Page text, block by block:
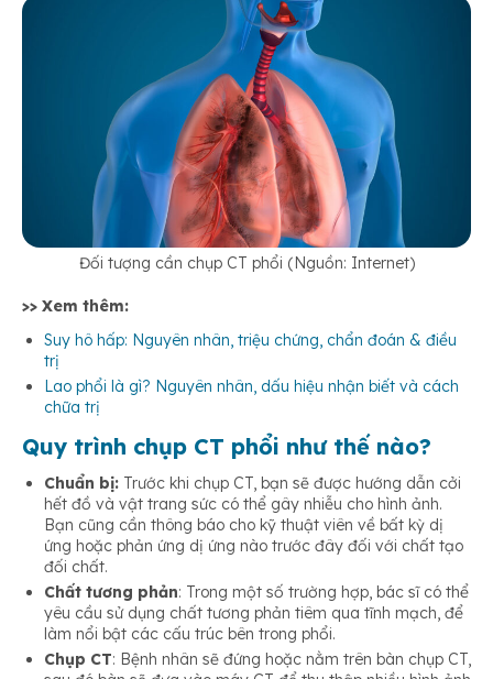
Đối tượng cần chụp CT phổi (Nguồn: Internet)
>> Xem thêm:
Suy hô hấp: Nguyên nhân, triệu chứng, chẩn đoán & điều
trị
Lao phổi là gì? Nguyên nhân, dấu hiệu nhận biết và cách
chữa trị
Quy trình chụp CT phổi như thế nào?
Chuẩn bị: Trước khi chụp CT, bạn sẽ được hướng dẫn cởi
hết đồ và vật trang sức có thể gây nhiễu cho hình ảnh.
Bạn cũng cần thông báo cho kỹ thuật viên về bất kỳ dị
ứng hoặc phản ứng dị ứng nào trước đây đối với chất tạo
đối chất.
Chất tương phản: Trong một số trường hợp, bác sĩ có thể
yêu cầu sử dụng chất tương phản tiêm qua tĩnh mạch, để
làm nổi bật các cấu trúc bên trong phổi.
Chụp CT: Bệnh nhân sẽ đứng hoặc nằm trên bàn chụp CT,